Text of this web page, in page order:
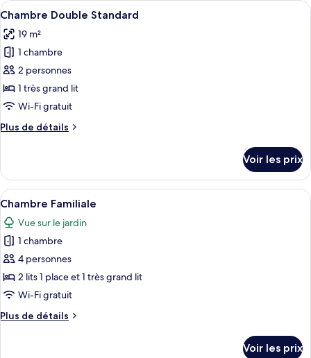
chambres
Afficher
toutes
les
photos
pour
ce
type
chambre :
Standard
Une chambre d’hôtel avec un lit, un
8
Chambre Double Standard
19 m²
1 chambre
2 personnes
1 très grand lit
Wi-Fi gratuit
Plus de détails
Plus
le
type
de
chambre
Chambre
Double
Standard
Voir les prix
Afficher
toutes
les
photos
pour
ce
type
chambre :
Une chambre d’hôtel avec un
9
Chambre Familiale
Vue sur le jardin
1 chambre
4 personnes
2 lits 1 place et 1 très grand lit
Wi-Fi gratuit
Plus de détails
Plus
Voir les prix